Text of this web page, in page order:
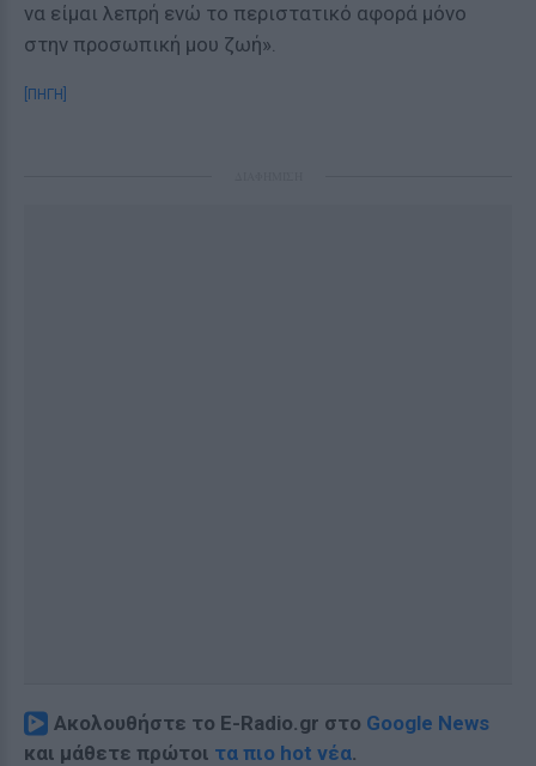
να είμαι λεπρή ενώ το περιστατικό αφορά μόνο
στην προσωπική μου ζωή».
[ΠΗΓΗ]
Ακολουθήστε το E-Radio.gr στο Google News
και μάθετε πρώτοι τα πιο hot νέα.